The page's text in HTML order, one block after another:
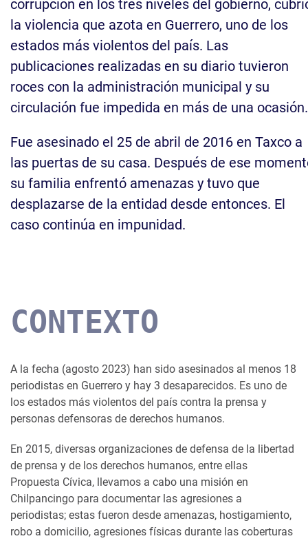
corrupción en los tres niveles del gobierno,
la violencia que azota en Guerrero, uno de los
estados más violentos del país. Las
publicaciones realizadas en su diario tuvieron
roces con la administración municipal y su
circulación fue impedida en más de una ocasión.
Fue asesinado el 25 de abril de 2016 en Taxco a
las puertas de su casa. Después de ese
su familia enfrentó amenazas y tuvo que
desplazarse de la entidad desde entonces. El
caso continúa en impunidad.
CONTEXTO
A la fecha (agosto 2023) han sido asesinados al menos 18
periodistas en Guerrero y hay 3 desaparecidos. Es uno de
los estados más violentos del país contra la prensa y
personas defensoras de derechos humanos.
En 2015, diversas organizaciones de defensa de la libertad
de prensa y de los derechos humanos, entre ellas
Propuesta Cívica, llevamos a cabo una misión en
Chilpancingo para documentar las agresiones a
periodistas; estas fueron desde amenazas, hostigamiento,
robo a domicilio, agresiones físicas durante las coberturas